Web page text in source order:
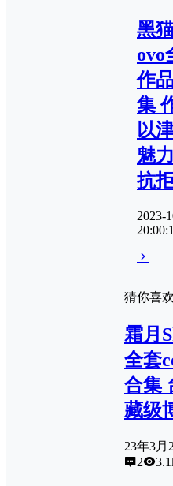
黑
ovo
作
集
以
魅
抗
2023-
猜你喜欢
霜月
全套
合集
藏级
23年3月
2